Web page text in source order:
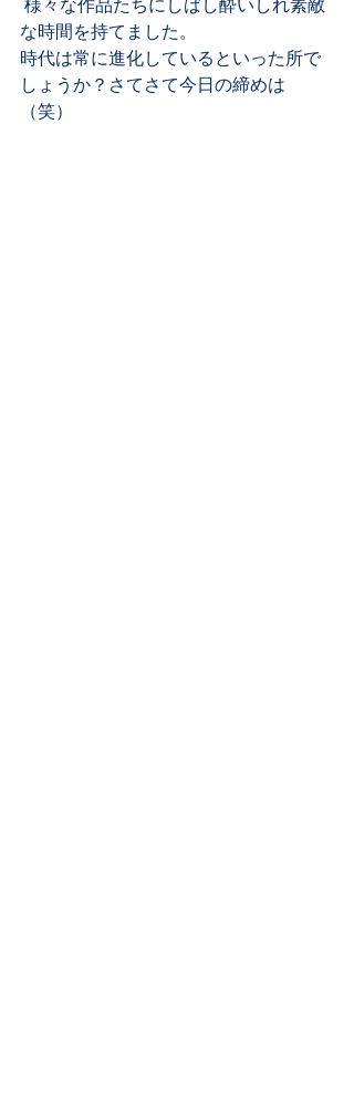
な時間を持てました。
時代は常に進化しているといった所で
しょうか？さてさて今日の締めは
（笑）